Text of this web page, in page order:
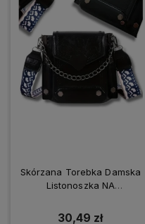
Skórzana Torebka Damska
Listonoszka NA
30,49 zł